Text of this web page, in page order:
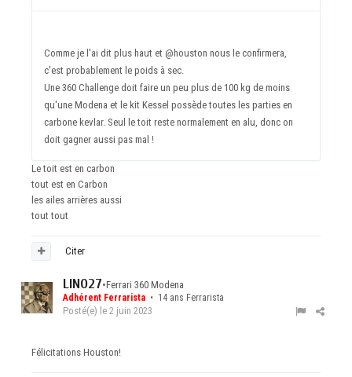
Comme je l'ai dit plus haut et @houston nous le confirmera,
c'est probablement le poids à sec.
Une 360 Challenge doit faire un peu plus de 100 kg de moins
qu'une Modena et le kit Kessel possède toutes les parties en
carbone kevlar. Seul le toit reste normalement en alu, donc on
doit gagner aussi pas mal !
Le toit est en carbon
tout est en Carbon
les ailes arrières aussi
tout tout
Citer
LINO27•Ferrari 360 Modena
Adhérent Ferrarista • 14 ans Ferrarista
Posté(e) le 2 juin 2023
Félicitations Houston!